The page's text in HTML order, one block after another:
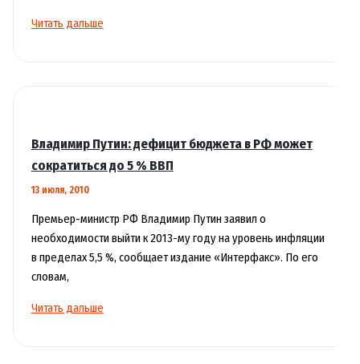
Совет
Эстонии
еврозоне
Читать дальше
Владимир Путин: дефицит бюджета в РФ может
сократиться до 5 % ВВП
13 июля, 2010
Премьер-министр РФ Владимир Путин заявил о
необходимости выйти к 2013-му году на уровень инфляции
в пределах 5,5 %, сообщает издание «Интерфакс». По его
словам,
Владимир
Читать дальше